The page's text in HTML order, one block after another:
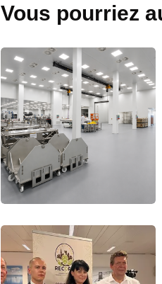
Vous pourriez